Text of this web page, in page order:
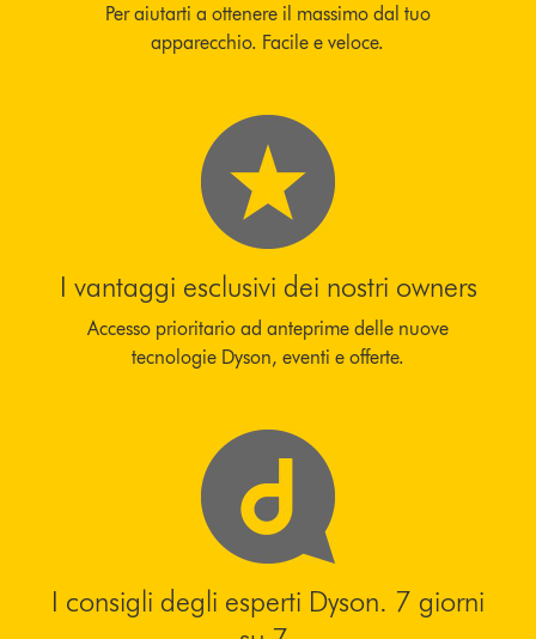
Per aiutarti a ottenere il massimo dal tuo
apparecchio. Facile e veloce.
I vantaggi esclusivi dei nostri owners
Accesso prioritario ad anteprime delle nuove
tecnologie Dyson, eventi e offerte.
I consigli degli esperti Dyson. 7 giorni